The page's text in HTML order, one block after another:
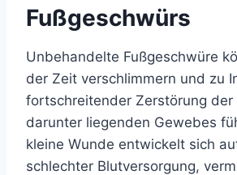
Fußgeschwürs
Unbehandelte Fußgeschwüre
der Zeit verschlimmern und zu
fortschreitender Zerstörung
darunter liegenden Gewebes
kleine Wunde entwickelt sich
schlechter Blutversorgung,